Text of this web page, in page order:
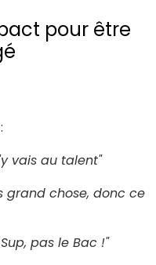
pour être
vais au talent"
grand chose, donc ce
pas le Bac !"